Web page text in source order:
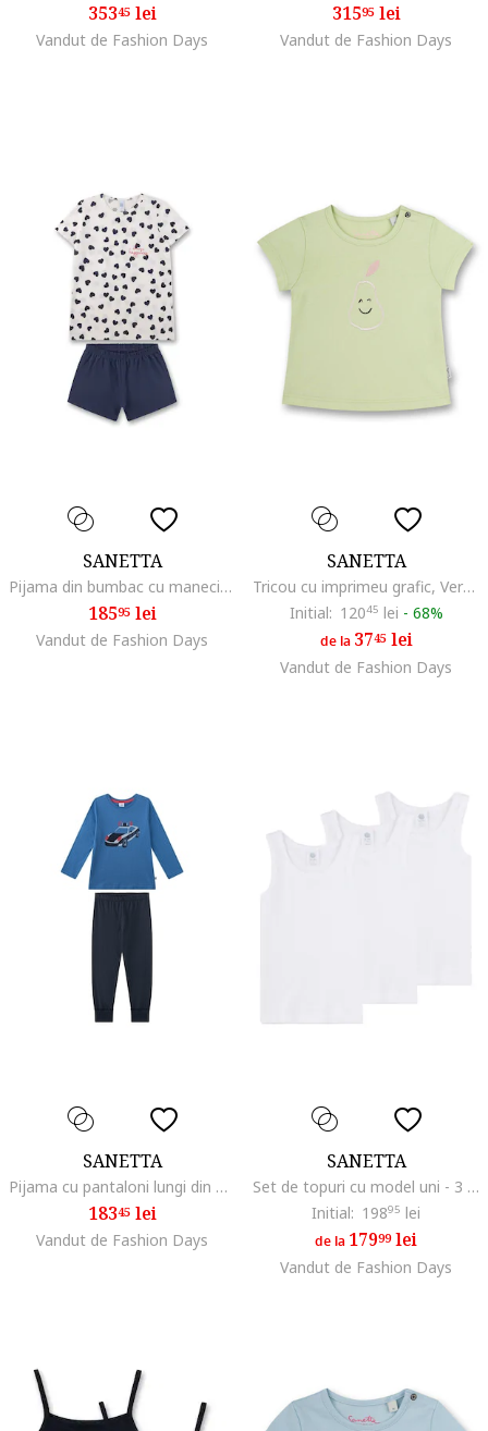
35345lei
Vandut de Fashion Days
31595lei
Vandut de Fashion Days
SANETTA
Pijama din bumbac cu maneci scurte si model cu inimi, Bej/Albastru
18595lei
Vandut de Fashion Days
SANETTA
Tricou cu imprimeu grafic, Verde
Initial: 12045 lei - 68%
de la 3745lei
Vandut de Fashion Days
SANETTA
Pijama cu pantaloni lungi din bumbac si imprimeu, Albastru
18345lei
Vandut de Fashion Days
SANETTA
Set de topuri cu model uni - 3 piese, Alb
Initial: 19895 lei
de la 17999lei
Vandut de Fashion Days